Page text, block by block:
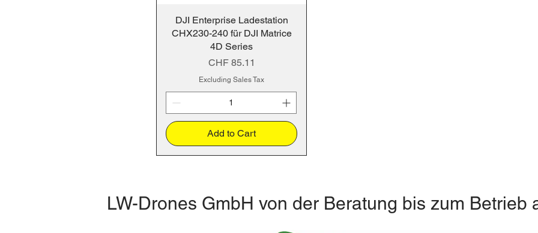
DJI Enterprise Ladestation
CHX230-240 für DJI Matrice
4D Series
Price
CHF 85.11
Excluding Sales Tax
Add to Cart
LW-Drones GmbH von der Beratung bis zum Betrieb